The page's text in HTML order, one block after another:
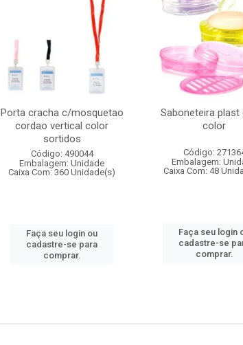
Porta cracha c/mosquetao
cordao vertical color
sortidos
Código: 490044
Embalagem: Unidade
Caixa Com: 360 Unidade(s)
Faça seu login ou
cadastre-se para
comprar.
Saboneteira
color
Código:
Embalagem:
Caixa Com: 48
Faça seu login
cadastre-se
comprar.